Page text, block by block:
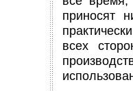
приносят
всех